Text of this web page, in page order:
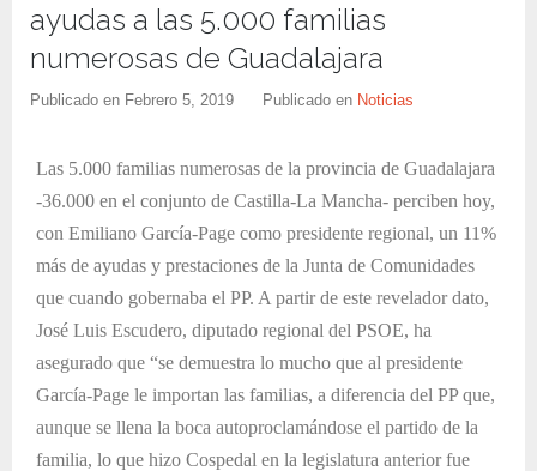
ayudas a las 5.000 familias
numerosas de Guadalajara
Publicado en Febrero 5, 2019 Publicado en Noticias
Las 5.000 familias numerosas de la provincia de Guadalajara
-36.000 en el conjunto de Castilla-La Mancha- perciben hoy,
con Emiliano García-Page como presidente regional, un 11%
más de ayudas y prestaciones de la Junta de Comunidades
que cuando gobernaba el PP. A partir de este revelador dato,
José Luis Escudero, diputado regional del PSOE, ha
asegurado que “se demuestra lo mucho que al presidente
García-Page le importan las familias, a diferencia del PP que,
aunque se llena la boca autoproclamándose el partido de la
familia, lo que hizo Cospedal en la legislatura anterior fue